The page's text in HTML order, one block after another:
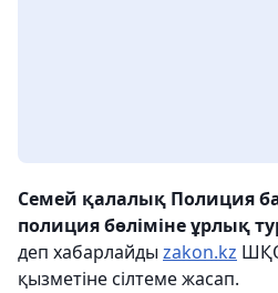
Семей қалалық Полиция
полиция бөліміне ұрлық
деп хабарлайды zakon.kz
қызметіне сілтеме жасап.